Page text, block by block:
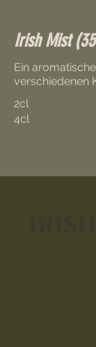
Irish Mist
Ein
verschiedenen
2cl
4cl